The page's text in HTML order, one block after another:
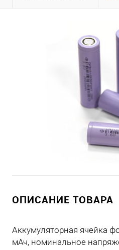
ОПИСАНИЕ ТОВАРА
Аккумуляторная ячейка
мАч, номинальное